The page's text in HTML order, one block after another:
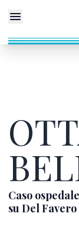
Caso
su Del Favero